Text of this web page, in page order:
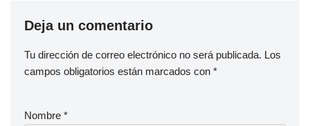
Deja un comentario
Tu dirección de correo electrónico no será publicada. Los
campos obligatorios están marcados con *
Nombre *